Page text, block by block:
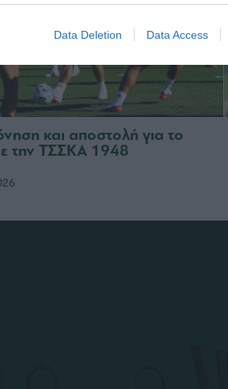
Data Deletion Data Access
και αποστολή για το
την ΤΣΣΚΑ 1948